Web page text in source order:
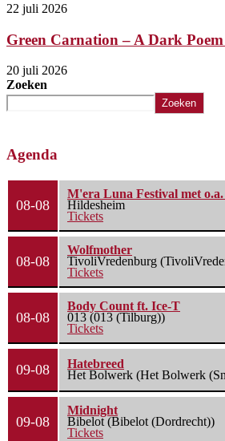
22 juli 2026
Green Carnation – A Dark
20 juli 2026
Zoeken
Zoeken
Agenda
08-08
M'era Luna Festival met
Hildesheim
Tickets
08-08
Wolfmother
TivoliVredenburg
Tickets
08-08
Body Count ft. Ice-T
013 (013 (Tilburg))
Tickets
09-08
Hatebreed
Het Bolwerk (Het Bolwerk
09-08
Midnight
Bibelot (Bibelot (Dordrecht))
Tickets